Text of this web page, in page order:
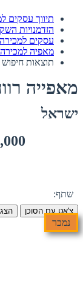
תיווך עסקים
הזדמנויות
עסקים למכירה
מאפיה למכירה
תוצאות חיפוש
מאפייה
ישראל
שתף:
צ'אט עם הסוכן
נמכר